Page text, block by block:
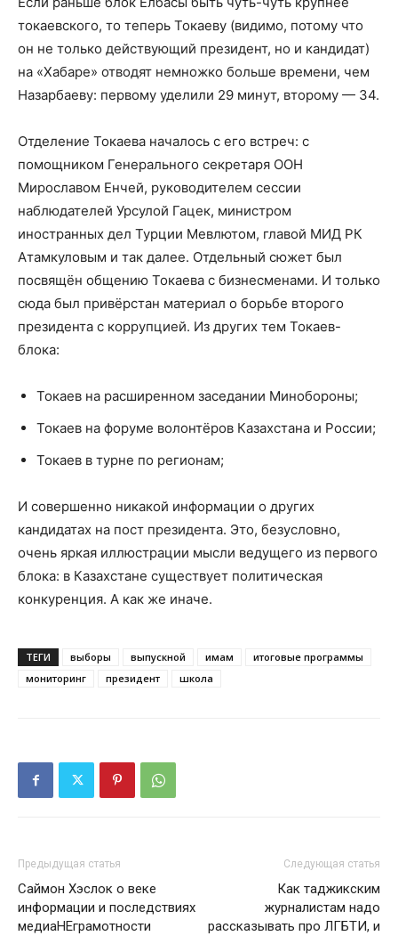
токаевского, то теперь Токаеву (видимо, потому что
он не только действующий президент, но и кандидат)
на «Хабаре» отводят немножко больше времени, чем
Назарбаеву: первому уделили 29 минут, второму — 34.
Отделение Токаева началось с его встреч: с
помощником Генерального секретаря ООН
Мирославом Енчей, руководителем сессии
наблюдателей Урсулой Гацек, министром
иностранных дел Турции Мевлютом, главой МИД РК
Атамкуловым и так далее. Отдельный сюжет был
посвящён общению Токаева с бизнесменами. И только
сюда был привёрстан материал о борьбе второго
президента с коррупцией. Из других тем Токаев-
блока:
Токаев на расширенном заседании Минобороны;
Токаев на форуме волонтёров Казахстана и России;
Токаев в турне по регионам;
И совершенно никакой информации о других
кандидатах на пост президента. Это, безусловно,
очень яркая иллюстрации мысли ведущего из первого
блока: в Казахстане существует политическая
конкуренция. А как же иначе.
ТЕГИ выборы выпускной имам
итоговые программы
мониторинг
президент школа
Предыдущая статья
Саймон Хэслок о веке
информации и последствиях
медиаНЕграмотности
Следующая статья
Как таджикским
журналистам надо
рассказывать про ЛГБТИ, и